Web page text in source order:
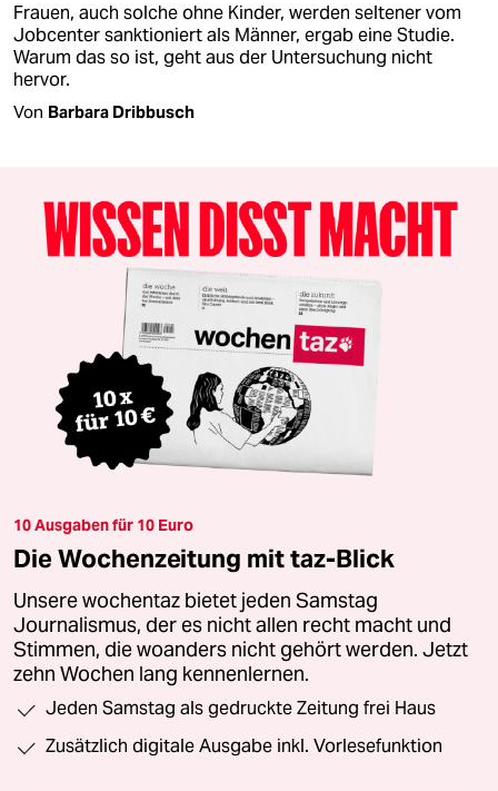
Frauen, auch solche ohne Kinder, werden seltener vom
Jobcenter sanktioniert als Männer, ergab eine Studie.
Warum das so ist, geht aus der Untersuchung nicht
hervor.
Von Barbara Dribbusch
10 Ausgaben für 10 Euro
Die Wochenzeitung mit taz-Blick
Unsere wochentaz bietet jeden Samstag
Journalismus, der es nicht allen recht macht und
Stimmen, die woanders nicht gehört werden. Jetzt
zehn Wochen lang kennenlernen.
Jeden Samstag als gedruckte Zeitung frei Haus
Zusätzlich digitale Ausgabe inkl. Vorlesefunktion